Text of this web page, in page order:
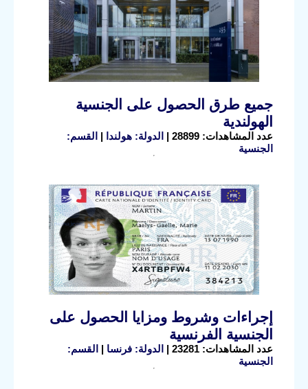
جميع طرق الحصول على الجنسية
الهولندية
عدد المشاهدات: 28899 | الدولة: هولندا | القسم:
الجنسية
إجراءات وشروط ومزايا الحصول على
الجنسية الفرنسية
عدد المشاهدات: 23281 | الدولة: فرنسا | القسم:
الجنسية